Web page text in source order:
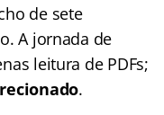
de sete
A jornada de
leitura de PDFs;
.